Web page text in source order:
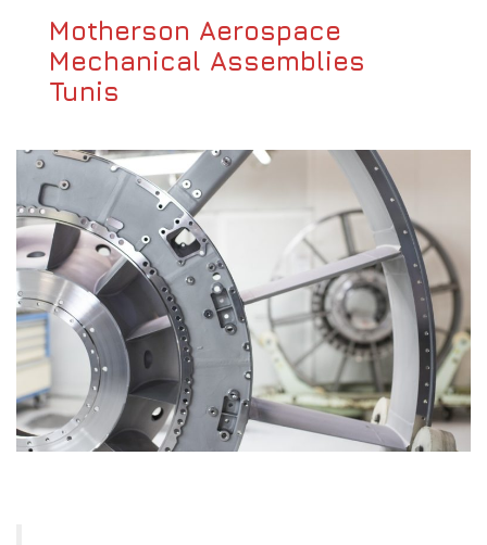
Motherson Aerospace
Mechanical Assemblies
Tunis